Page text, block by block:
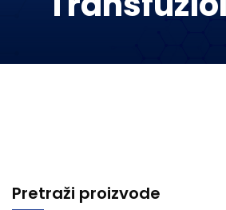
Pretraži proizvode